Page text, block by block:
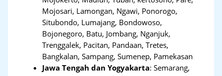
Mojosari, Lamongan, Ngawi, Ponorogo,
Situbondo, Lumajang, Bondowoso,
Bojonegoro, Batu, Jombang, Nganjuk,
Trenggalek, Pacitan, Pandaan, Tretes,
Bangkalan, Sampang, Sumenep, Pamekasan
Jawa Tengah dan Yogyakarta:Semarang,